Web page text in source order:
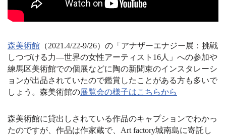
森美術館 （2021.4/22-9/26）の「アナザーエナジー展：挑戦
しつづける力―世界の女性アーティスト16人」への参加や
練馬区美術館での個展などに陶の新聞束のインスタレーシ
ョンが出品されていたので鑑賞したことがある方も多いで
しょう。森美術館の展覧会の様子はこちらから
森美術館に貸出しされている作品のキャプションでわかっ
たのですが、作品は作家蔵で、Art factory城南島に寄託し